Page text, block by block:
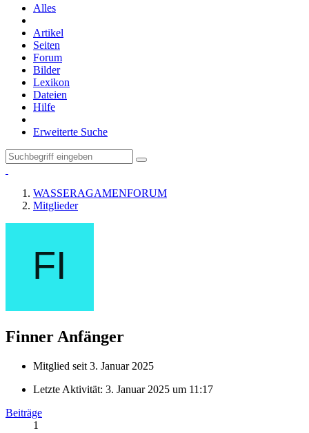
Alles
Artikel
Seiten
Forum
Bilder
Lexikon
Dateien
Hilfe
Erweiterte Suche
WASSERAGAMENFORUM
Mitglieder
Finner Anfänger
Mitglied seit 3. Januar 2025
Letzte Aktivität: 3. Januar 2025 um 11:17
Beiträge
1